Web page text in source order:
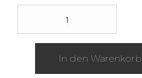
N
Performance
In den Warenkorb